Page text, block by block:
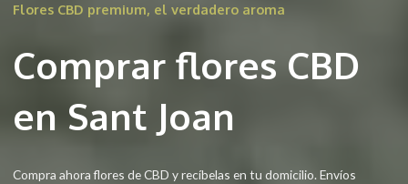
Flores CBD premium, el verdadero aroma
Comprar flores CBD
en Sant Joan
Compra ahora flores de CBD y recíbelas en tu domicilio. Envíos